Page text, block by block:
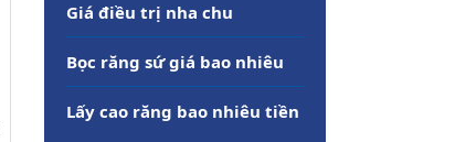
Giá điều trị nha chu
Bọc răng sứ giá bao nhiêu
Lấy cao răng bao nhiêu tiền